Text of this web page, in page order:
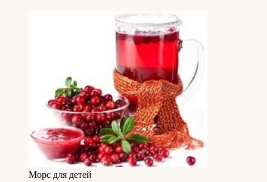
Морс для детей